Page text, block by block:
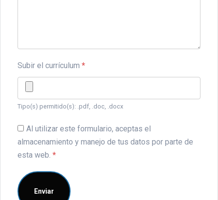
Subir el currículum *
Tipo(s) permitido(s): .pdf, .doc, .docx
Al utilizar este formulario, aceptas el
almacenamiento y manejo de tus datos por parte de
esta web. *